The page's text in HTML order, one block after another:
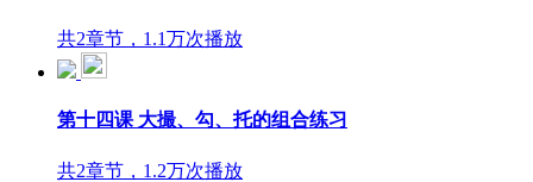
共2章节，1.1万次播放
第十四课 大撮、勾、托的组合练习
共2章节，1.2万次播放